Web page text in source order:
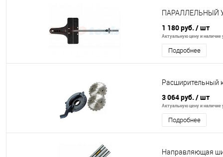
ПАРАЛЛЕЛЬНЫЙ
1 180 руб. / шт
Актуальную цену и наличие
Подробнее
Расширительный
3 064 руб. / шт
Актуальную цену и наличие
Подробнее
Направляющая